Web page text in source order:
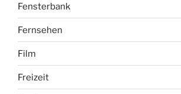
Fensterbank
Fernsehen
Film
Freizeit